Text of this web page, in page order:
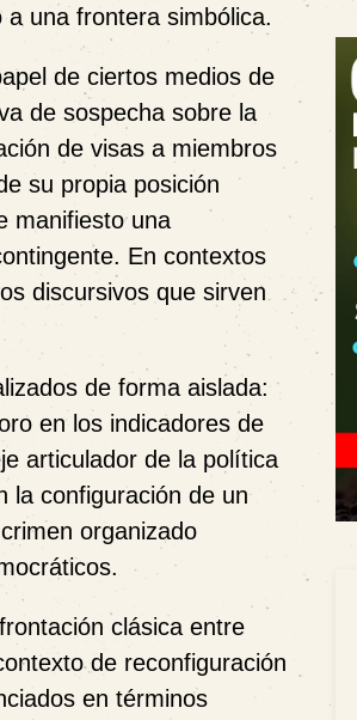
una frontera simbólica.
de ciertos medios de
de sospecha sobre la
de visas a miembros
su propia posición
manifiesto una
En contextos
discursivos que sirven
de forma aislada:
en los indicadores de
articulador de la política
la configuración de un
organizado
clásica entre
de reconfiguración
en términos